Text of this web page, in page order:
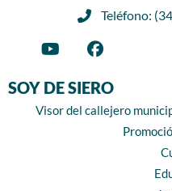
Teléfono:
SOY DE SIERO
Visor del callejero